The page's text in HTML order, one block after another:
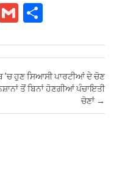
G
ail ar
e
’ਚ ਹੁਣ ਸਿਆਸੀ ਪਾਰਟੀਆਂ ਦੇ ਚੋਣ
ਤੋਂ ਬਿਨਾਂ ਹੋਣਗੀਆਂ ਪੰਚਾਇਤੀ
ਚੋਣਾਂ →